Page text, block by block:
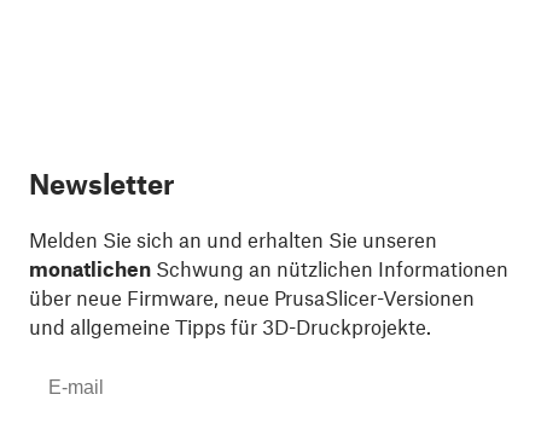
Newsletter
Melden Sie sich an und erhalten Sie unseren
monatlichen Schwung an nützlichen Informationen
über neue Firmware, neue PrusaSlicer-Versionen
und allgemeine Tipps für 3D-Druckprojekte.